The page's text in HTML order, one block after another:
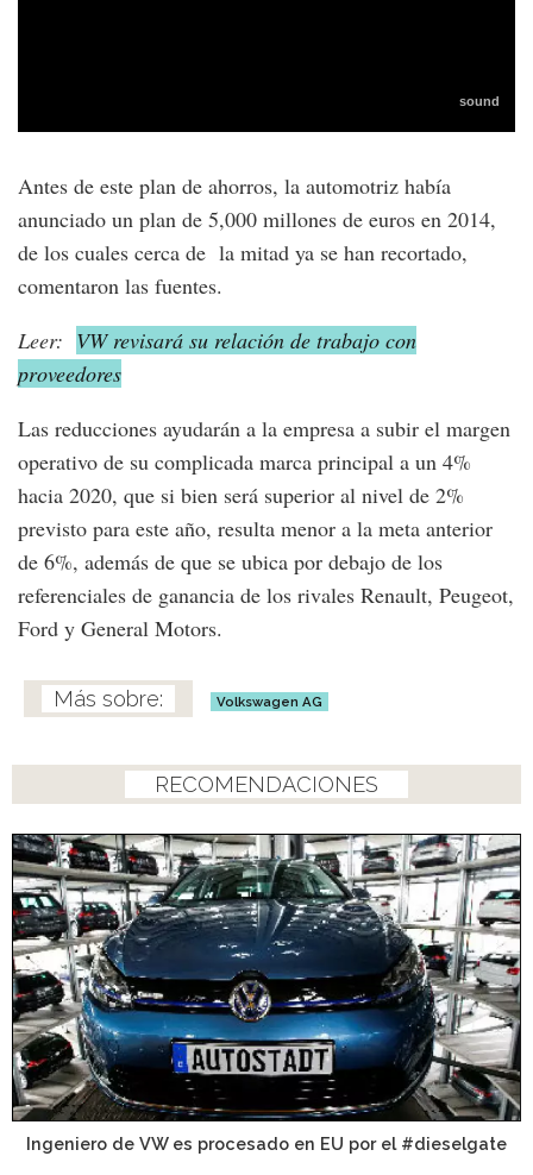
Antes de este plan de ahorros, la automotriz había
anunciado un plan de 5,000 millones de euros en 2014,
de los cuales cerca de la mitad ya se han recortado,
comentaron las fuentes.
Leer: VW revisará su relación de trabajo con
proveedores
Las reducciones ayudarán a la empresa a subir el margen
operativo de su complicada marca principal a un 4%
hacia 2020, que si bien será superior al nivel de 2%
previsto para este año, resulta menor a la meta anterior
de 6%, además de que se ubica por debajo de los
referenciales de ganancia de los rivales Renault, Peugeot,
Ford y General Motors.
Volkswagen AG
RECOMENDACIONES
Ingeniero de VW es procesado en EU por el #dieselgate